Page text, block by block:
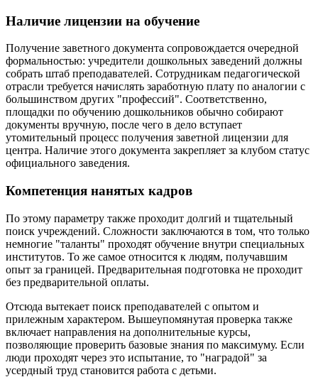
Наличие лицензии на обучение
Получение заветного документа сопровождается очередной
формальностью: учредители дошкольных заведений должны
собрать штаб преподавателей. Сотрудникам педагогической
отрасли требуется начислять заработную плату по аналогии с
большинством других "профессий". Соответственно,
площадки по обучению дошкольников обычно собирают
документы вручную, после чего в дело вступает
утомительный процесс получения заветной лицензии для
центра. Наличие этого документа закрепляет за клубом статус
официального заведения.
Компетенция нанятых кадров
По этому параметру также проходит долгий и тщательный
поиск учреждений. Сложности заключаются в том, что только
немногие "таланты" проходят обучение внутри специальных
институтов. То же самое относится к людям, получавшим
опыт за границей. Предварительная подготовка не проходит
без предварительной оплаты.
Отсюда вытекает поиск преподавателей с опытом и
прилежным характером. Вышеупомянутая проверка также
включает направления на дополнительные курсы,
позволяющие проверить базовые знания по максимуму. Если
люди проходят через это испытание, то "наградой" за
усердный труд становится работа с детьми.